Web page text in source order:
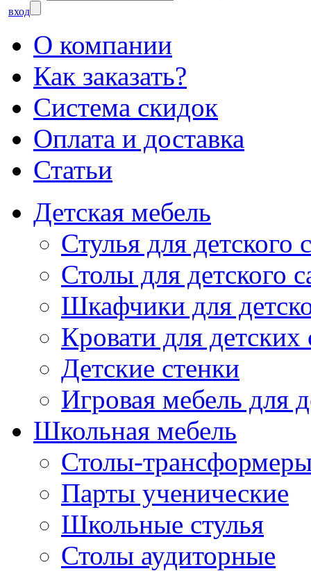
вход
О компании
Как заказать?
Система скидок
Оплата и доставка
Статьи
Детская мебель
Стулья для детского
Столы для детского
Шкафчики для
Кровати для детских
Детские стенки
Игровая мебель для
Школьная мебель
Столы-
Парты ученические
Школьные стулья
Столы аудиторные